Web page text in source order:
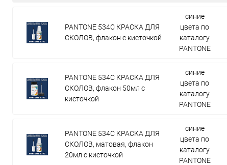
PANTONE 534C КРАСКА ДЛЯ
СКОЛОВ, флакон с кисточкой
синие
цвета по
каталогу
PANTONE
PANTONE 534C КРАСКА ДЛЯ
СКОЛОВ, флакон 50мл с
кисточкой
синие
цвета по
каталогу
PANTONE
PANTONE 534C КРАСКА ДЛЯ
СКОЛОВ, матовая, флакон
20мл с кисточкой
синие
цвета по
каталогу
PANTONE